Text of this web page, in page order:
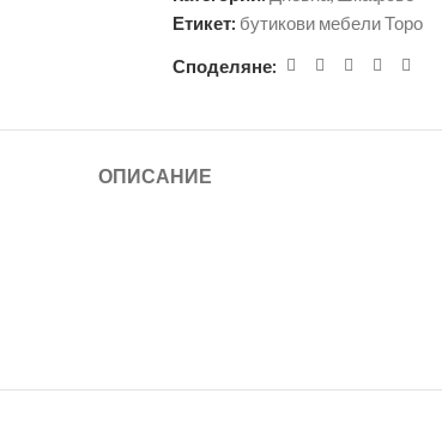
Етикет: бутикови мебели Торо
Споделяне:
ОПИСАНИЕ